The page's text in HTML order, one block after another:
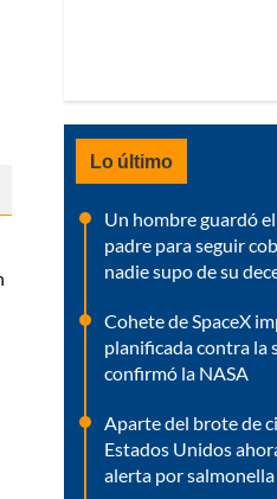
Lo último
Un hombre guardó
padre para seguir
nadie supo de su
Cohete de SpaceX
planificada contra la
confirmó la NASA
Aparte del brote de
Estados Unidos
alerta por salmonella